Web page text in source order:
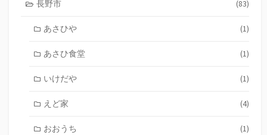
長野市 (83)
あさひや (1)
あさひ食堂 (1)
いけだや (1)
えど家 (4)
おおうち (1)